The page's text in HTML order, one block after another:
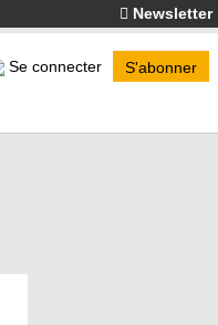
Newsletter
Se connecter S'abonner